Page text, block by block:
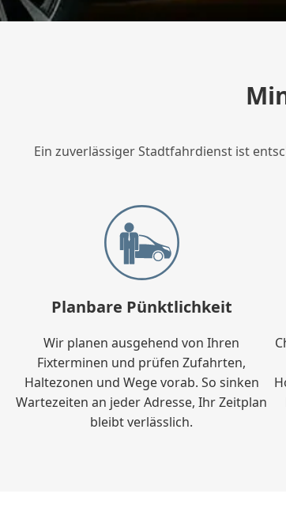
Ein zuverlässiger Stadtfahrdienst ist
Planbare Pünktlichkeit
Wir planen ausgehend von Ihren
Fixterminen und prüfen Zufahrten,
Haltezonen und Wege vorab. So sinken
Wartezeiten an jeder Adresse, Ihr Zeitplan
bleibt verlässlich.